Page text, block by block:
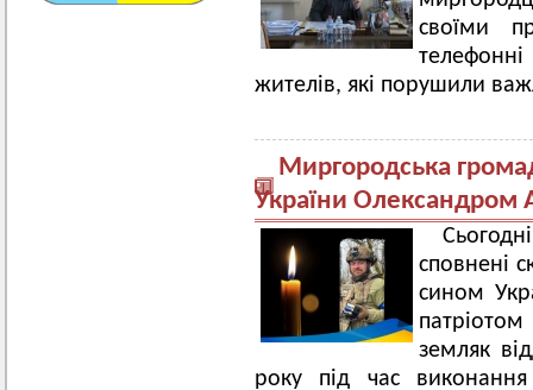
своїми
жителів, які порушили
Миргородська
України Олександром
сповнені
сином
земляк
року під час